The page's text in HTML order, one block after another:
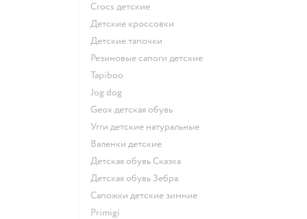
Crocs детские
Детские кроссовки
Детские тапочки
Резиновые сапоги детские
Tapiboo
Jog dog
Geox детская обувь
Угги детские натуральные
Валенки детские
Детская обувь Сказка
Детская обувь Зебра
Сапожки детские зимние
Primigi